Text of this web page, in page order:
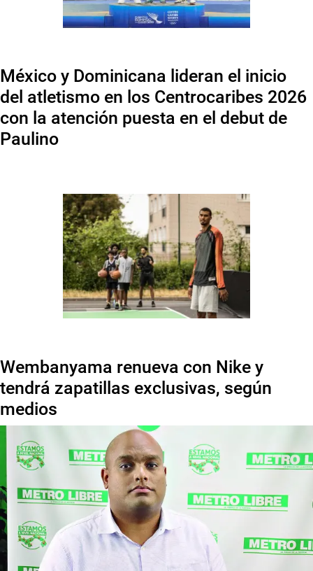
México y Dominicana lideran el inicio
del atletismo en los Centrocaribes 2026
con la atención puesta en el debut de
Paulino
Wembanyama renueva con Nike y
tendrá zapatillas exclusivas, según
medios